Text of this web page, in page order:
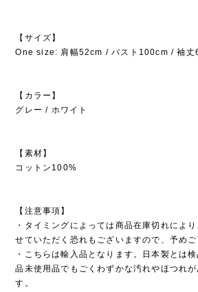
【サイズ】
One size: 肩幅52cm / バスト100cm / 袖丈
【カラー】
グレー / ホワイト
【素材】
コットン100%
【注意事項】
・タイミングによっては商品在庫切れによ
せていただく恐れもございますので、予めご
・こちらは輸入品となります。日本製とは
品未使用品でもごくわずかな汚れやほつれ
す。